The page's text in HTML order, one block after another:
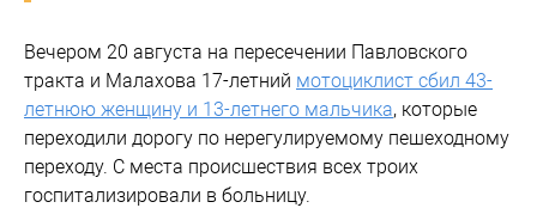
Вечером 20 августа на пересечении Павловского
тракта и Малахова 17-летний мотоциклист сбил 43-
летнюю женщину и 13-летнего мальчика, которые
переходили дорогу по нерегулируемому пешеходному
переходу. С места происшествия всех троих
госпитализировали в больницу.